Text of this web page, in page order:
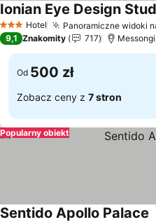
3 Kategoria
Hotel Panoramiczne widoki
Ionian Eye Design
9,1 Znakomity 717
Od 500 zł
Zobacz ceny z 7 stron
Popularny obiekt
Sentido Apollo Palace